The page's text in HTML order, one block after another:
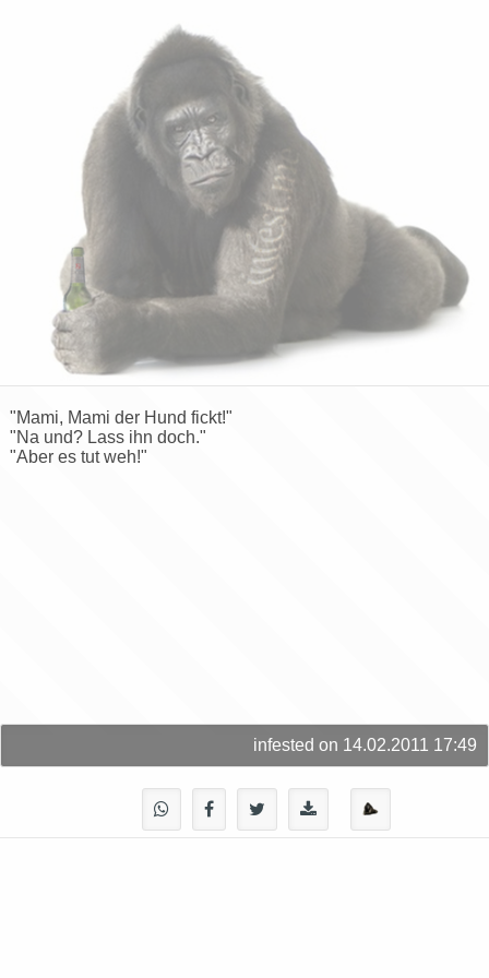
"Mami, Mami der Hund fickt!"
"Na und? Lass ihn doch."
"Aber es tut weh!"
infested on 14.02.2011 17:49